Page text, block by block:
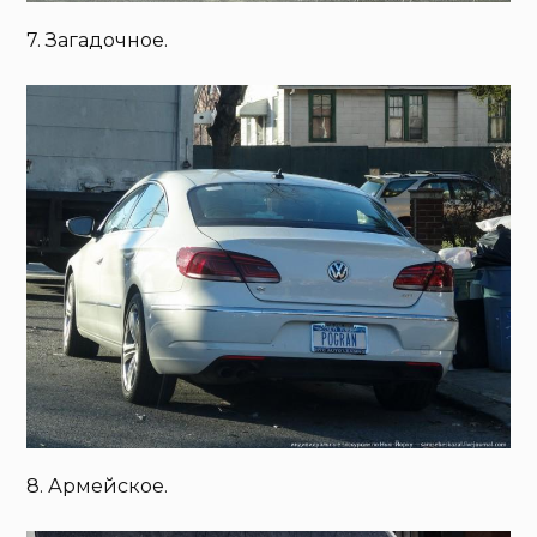
7. Загадочное.
8. Армейское.